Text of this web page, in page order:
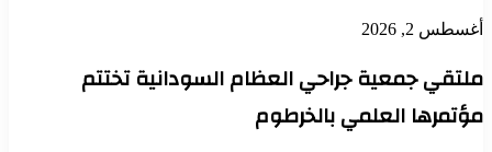
أغسطس 2, 2026
ملتقي جمعية جراحي العظام السودانية تختتم
مؤتمرها العلمي بالخرطوم